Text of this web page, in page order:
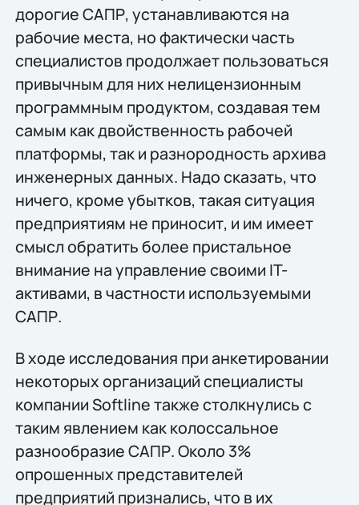
дорогие САПР, устанавливаются на
рабочие места, но фактически часть
специалистов продолжает пользоваться
привычным для них нелицензионным
программным продуктом, создавая тем
самым как двойственность рабочей
платформы, так и разнородность архива
инженерных данных. Надо сказать, что
ничего, кроме убытков, такая ситуация
предприятиям не приносит, и им имеет
смысл обратить более пристальное
внимание на управление своими IT-
активами, в частности используемыми
САПР.
В ходе исследования при анкетировании
некоторых организаций специалисты
компании Softline также столкнулись с
таким явлением как колоссальное
разнообразие САПР. Около 3%
опрошенных представителей
предприятий признались, что в их